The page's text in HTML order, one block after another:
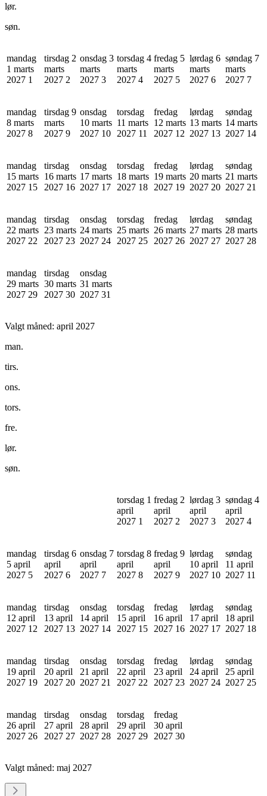
lør.
søn.
mandag
1 marts
2027 1
tirsdag 2
marts
2027 2
onsdag 3
marts
2027 3
torsdag 4
marts
2027 4
fredag 5
marts
2027 5
lørdag 6
marts
2027 6
søndag 7
marts
2027 7
mandag
8 marts
2027 8
tirsdag 9
marts
2027 9
onsdag
10 marts
2027 10
torsdag
11 marts
2027 11
fredag
12 marts
2027 12
lørdag
13 marts
2027 13
søndag
14 marts
2027 14
mandag
15 marts
2027 15
tirsdag
16 marts
2027 16
onsdag
17 marts
2027 17
torsdag
18 marts
2027 18
fredag
19 marts
2027 19
lørdag
20 marts
2027 20
søndag
21 marts
2027 21
mandag
22 marts
2027 22
tirsdag
23 marts
2027 23
onsdag
24 marts
2027 24
torsdag
25 marts
2027 25
fredag
26 marts
2027 26
lørdag
27 marts
2027 27
søndag
28 marts
2027 28
mandag
29 marts
2027 29
tirsdag
30 marts
2027 30
onsdag
31 marts
2027 31
Valgt måned: april 2027
man.
tirs.
ons.
tors.
fre.
lør.
søn.
torsdag 1
april
2027 1
fredag 2
april
2027 2
lørdag 3
april
2027 3
søndag 4
april
2027 4
mandag
5 april
2027 5
tirsdag 6
april
2027 6
onsdag 7
april
2027 7
torsdag 8
april
2027 8
fredag 9
april
2027 9
lørdag
10 april
2027 10
søndag
11 april
2027 11
mandag
12 april
2027 12
tirsdag
13 april
2027 13
onsdag
14 april
2027 14
torsdag
15 april
2027 15
fredag
16 april
2027 16
lørdag
17 april
2027 17
søndag
18 april
2027 18
mandag
19 april
2027 19
tirsdag
20 april
2027 20
onsdag
21 april
2027 21
torsdag
22 april
2027 22
fredag
23 april
2027 23
lørdag
24 april
2027 24
søndag
25 april
2027 25
mandag
26 april
2027 26
tirsdag
27 april
2027 27
onsdag
28 april
2027 28
torsdag
29 april
2027 29
fredag
30 april
2027 30
Valgt måned: maj 2027